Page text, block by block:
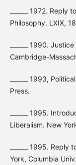
______ 1972.
Philosophy. LXIX,
______ 1990.
Cambridge-
______ 1993,
Press.
______ 1995.
Liberalism. New
______ 1995.
York, Columbia